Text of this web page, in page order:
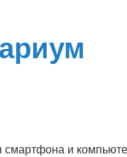
смартфона и